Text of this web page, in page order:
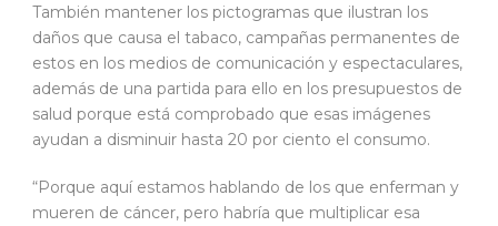
También mantener los pictogramas que ilustran los
daños que causa el tabaco, campañas permanentes de
estos en los medios de comunicación y espectaculares,
además de una partida para ello en los presupuestos de
salud porque está comprobado que esas imágenes
ayudan a disminuir hasta 20 por ciento el consumo.
“Porque aquí estamos hablando de los que enferman y
mueren de cáncer, pero habría que multiplicar esa